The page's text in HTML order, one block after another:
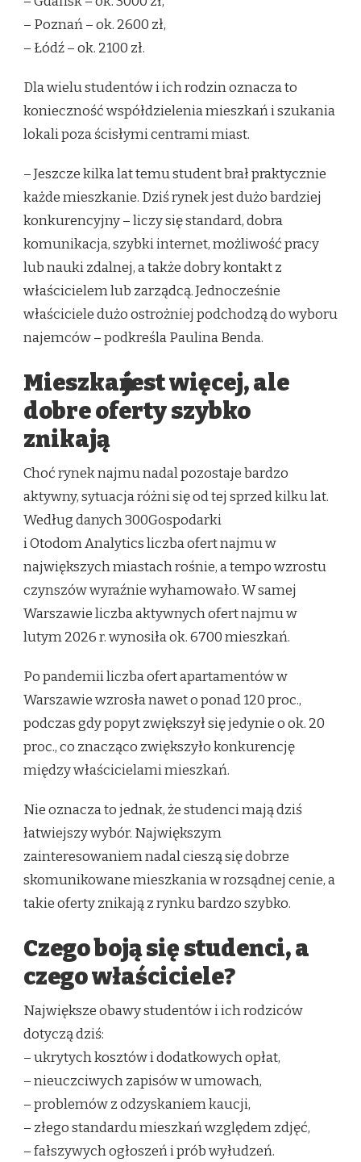
– Poznań – ok. 2600 zł,
– Łódź – ok. 2100 zł.
Dla wielu studentów i ich rodzin oznacza to
konieczność współdzielenia mieszkań i szukania
lokali poza ścisłymi centrami miast.
– Jeszcze kilka lat temu student brał praktycznie
każde mieszkanie. Dziś rynek jest dużo bardziej
konkurencyjny – liczy się standard, dobra
komunikacja, szybki internet, możliwość pracy
lub nauki zdalnej, a także dobry kontakt z
właścicielem lub zarządcą. Jednocześnie
właściciele dużo ostrożniej podchodzą do wyboru
najemców – podkreśla Paulina Benda.
Mieszkań jest więcej, ale
dobre oferty szybko
znikają
Choć rynek najmu nadal pozostaje bardzo
aktywny, sytuacja różni się od tej sprzed kilku lat.
Według danych 300Gospodarki
i Otodom Analytics liczba ofert najmu w
największych miastach rośnie, a tempo wzrostu
czynszów wyraźnie wyhamowało. W samej
Warszawie liczba aktywnych ofert najmu w
lutym 2026 r. wynosiła ok. 6700 mieszkań.
Po pandemii liczba ofert apartamentów w
Warszawie wzrosła nawet o ponad 120 proc.,
podczas gdy popyt zwiększył się jedynie o ok. 20
proc., co znacząco zwiększyło konkurencję
między właścicielami mieszkań.
Nie oznacza to jednak, że studenci mają dziś
łatwiejszy wybór. Największym
zainteresowaniem nadal cieszą się dobrze
skomunikowane mieszkania w rozsądnej cenie, a
takie oferty znikają z rynku bardzo szybko.
Czego boją się studenci, a
czego właściciele?
Największe obawy studentów i ich rodziców
dotyczą dziś:
– ukrytych kosztów i dodatkowych opłat,
– nieuczciwych zapisów w umowach,
– problemów z odzyskaniem kaucji,
– złego standardu mieszkań względem zdjęć,
– fałszywych ogłoszeń i prób wyłudzeń.